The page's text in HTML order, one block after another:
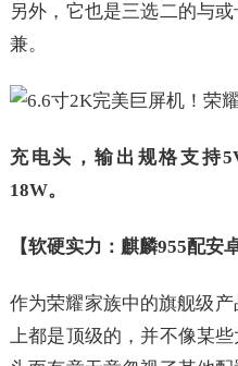
另外，它也是三选二的与
兼。
充电头，输出规格支持
18W。
【软硬实力：麒麟955配安
作为荣耀家族中的旗舰级
上都是顶级的，并不像某